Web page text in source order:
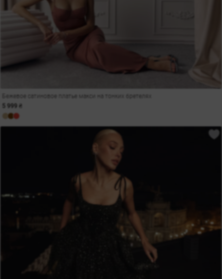
Бежевое сатиновое платье макси на тонких бретелях
5 999 ₴